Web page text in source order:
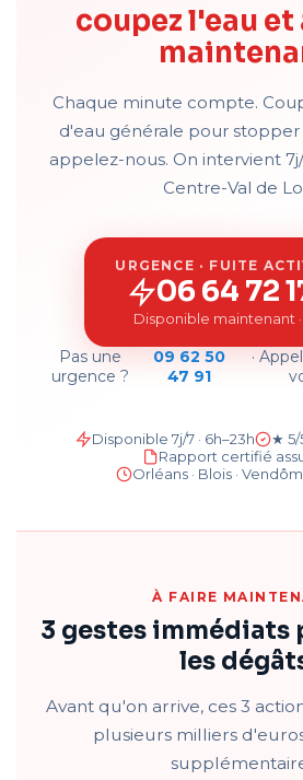
coupez l'eau et
Chaque minute compte.
d'eau générale pour stopper
appelez-nous. On intervient
Centre-Val de
URGENCE · FUITE
06 64 72
Disponible maintenant ·
Pas une
urgence ?
09 62 50
47 91
·
Disponible 7j/7 · 6h–23h
★ 5/
Rapport certifié
Orléans · Blois ·
À FAIRE
3 gestes
les
Avant qu'on arrive, ces 3
plusieurs milliers